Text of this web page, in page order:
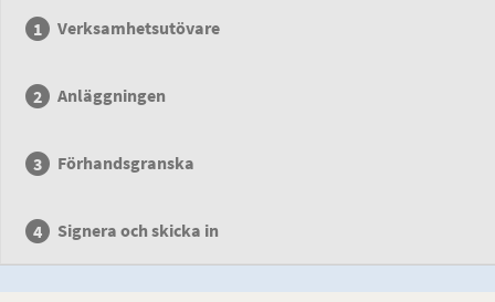
Verksamhetsutövare
Anläggningen
Förhandsgranska
Signera och skicka in